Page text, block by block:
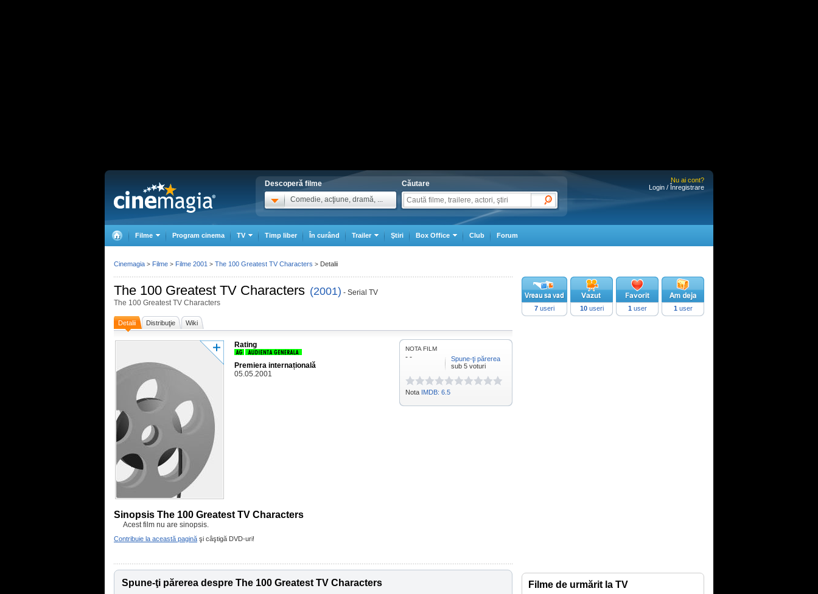
Descoperă filme
Comedie, acţiune, dramă, ...
Căutare
Nu ai cont?
Login / Înregistrare
Filme Program cinema TV Timp liber În curând Trailer Ştiri Box Office Club Forum
The 100 Greatest TV Characters (2001) - Serial TV
The 100 Greatest TV Characters
Detalii Distribuţie Wiki
Rating
Premiera internațională
05.05.2001
Sinopsis The 100 Greatest TV Characters
Acest film nu are sinopsis.
Contribuie la această pagină şi câştigă DVD-uri!
NOTA FILM
- -
Spune-ţi părerea
sub 5 voturi
Nota IMDB: 6.5
7 useri 10useri 1 user 1 user
Spune-ţi părerea despre The 100 Greatest TV Characters Filme de urmărit la TV
Cinemagia > Filme > Filme 2001 > The 100 Greatest TV Characters > Detalii